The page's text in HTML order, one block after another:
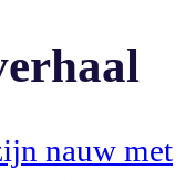
nauw met